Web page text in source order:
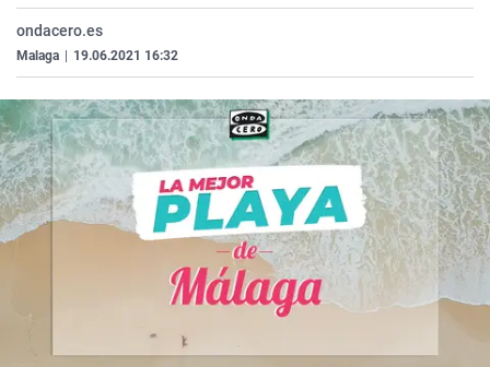
ondacero.es
Malaga 19.06.2021 16:32